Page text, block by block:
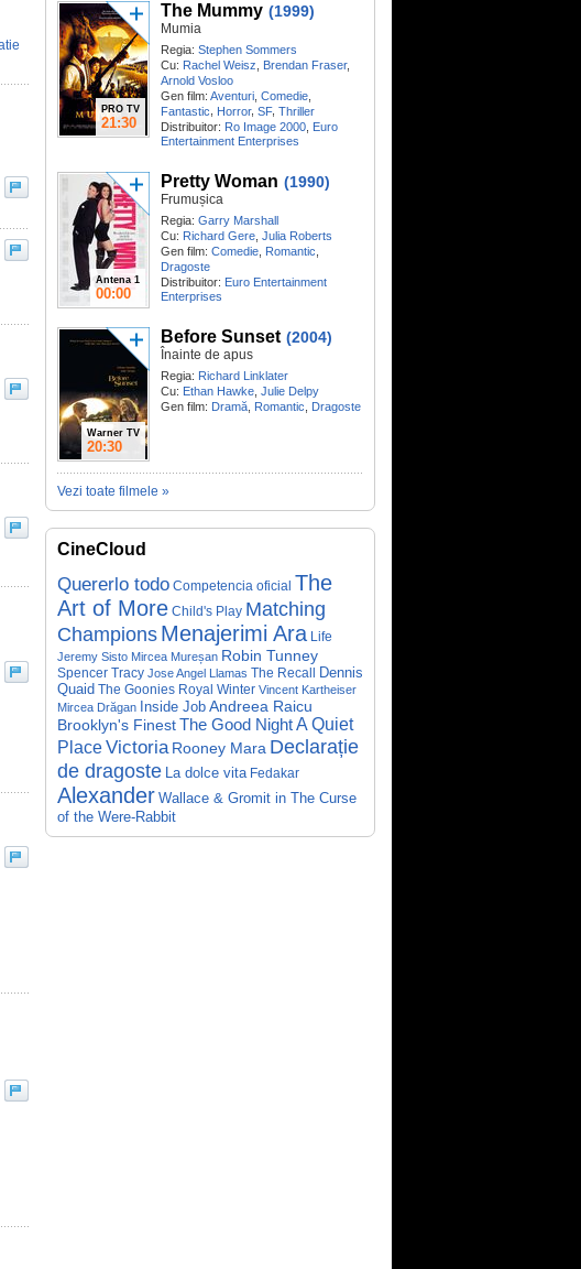
PRO TV
21:30
The Mummy (1999)
Mumia
Regia: Stephen Sommers
Cu: Rachel Weisz Brendan Fraser,
Arnold Vosloo
Gen film: Aventuri Comedie
Fantastic, Horror, SF, Thriller
Distribuitor: Ro Image 2000 Euro
Entertainment Enterprises
Antena 1
00:00
Pretty Woman (1990)
Frumușica
Regia: Garry Marshall
Cu: Richard Gere Julia Roberts
Gen film: Comedie Romantic
Dragoste
Distribuitor: Euro Entertainment
Enterprises
Warner TV
20:30
Before Sunset (2004)
Înainte de apus
Regia: Richard Linklater
Cu: Ethan Hawke Julie Delpy
Gen film: Dramă Romantic Dragoste
Vezi toate filmele »
CineCloud
Quererlo todo Competencia oficial The
Art of More Child's Play Matching
ChampionsMenajerimi Ara Life
Jeremy Sisto Mircea Mureșan Robin Tunney
Spencer Tracy Jose Angel Llamas The Recall
Dennis
Quaid The Goonies Royal Winter Vincent Kartheiser
Mircea Drăgan Inside Job Andreea Raicu
Brooklyn's FinestThe Good NightA Quiet
PlaceVictoria Rooney Mara Declarație
de dragoste La dolce vita Fedakar
Alexander Wallace & Gromit in The Curse
of the Were-Rabbit